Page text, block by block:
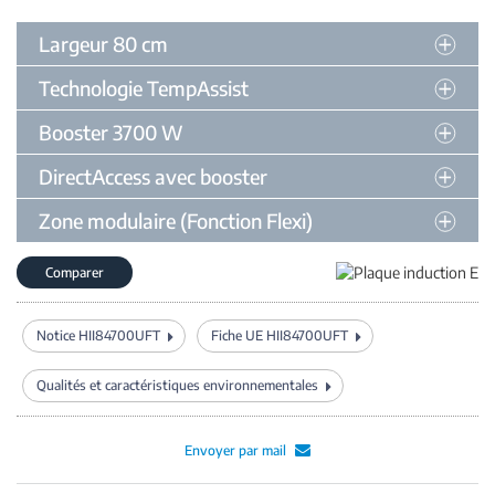
Largeur 80 cm
Technologie TempAssist
Booster 3700 W
DirectAccess avec booster
Zone modulaire (Fonction Flexi)
Comparer
Notice HII84700UFT Fiche UE HII84700UFT
Qualités et caractéristiques environnementales
Envoyer par mail